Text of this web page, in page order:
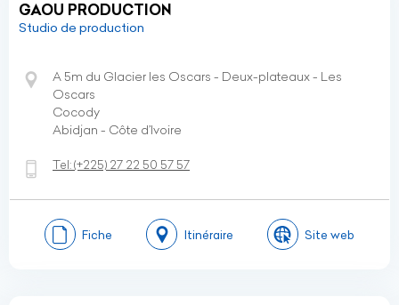
GAOU PRODUCTION
Studio de production
A 5m du Glacier les Oscars - Deux-plateaux - Les
Oscars
Cocody
Abidjan - Côte d’Ivoire
Tel:(+225) 27 22 50 57 57
Fiche Itinéraire Site web